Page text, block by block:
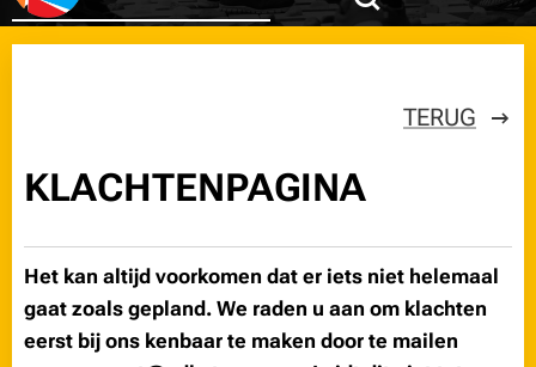
TERUG
KLACHTENPAGINA
Het kan altijd voorkomen dat er iets niet helemaal
gaat zoals gepland. We raden u aan om klachten
eerst bij ons kenbaar te maken door te mailen